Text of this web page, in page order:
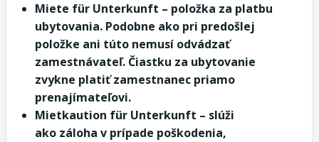
Miete für Unterkunft – položka za platbu
ubytovania. Podobne ako pri predošlej
položke ani túto nemusí odvádzať
zamestnávateľ. Čiastku za ubytovanie
zvykne platiť zamestnanec priamo
prenajímateľovi.
Mietkaution für Unterkunft – slúži
ako záloha v prípade poškodenia,